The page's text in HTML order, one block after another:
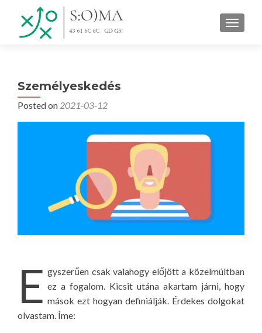
Személyeskedés
Posted on 2021-03-12
E gyszerűen csak valahogy előjött a közelmúltban
ez a fogalom. Kicsit utána akartam járni, hogy
mások ezt hogyan definiálják. Érdekes dolgokat
olvastam. Íme: